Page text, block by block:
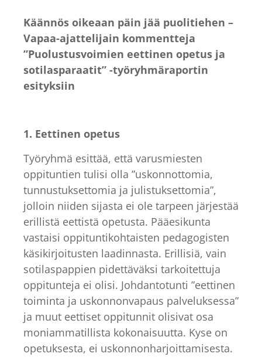
Käännös oikeaan päin jää puolitiehen –
Vapaa-ajattelijain kommentteja
”Puolustusvoimien eettinen opetus ja
sotilasparaatit” -työryhmäraportin
esityksiin
1. Eettinen opetus
Työryhmä esittää, että varusmiesten
oppituntien tulisi olla ”uskonnottomia,
tunnustuksettomia ja julistuksettomia”,
jolloin niiden sijasta ei ole tarpeen järjestää
erillistä eettistä opetusta. Pääesikunta
vastaisi oppituntikohtaisten pedagogisten
käsikirjoitusten laadinnasta. Erillisiä, vain
sotilaspappien pidettäväksi tarkoitettuja
oppitunteja ei olisi. Johdantotunti ”eettinen
toiminta ja uskonnonvapaus palveluksessa”
ja muut eettiset oppitunnit olisivat osa
moniammatillista kokonaisuutta. Kyse on
opetuksesta, ei uskonnonharjoittamisesta.